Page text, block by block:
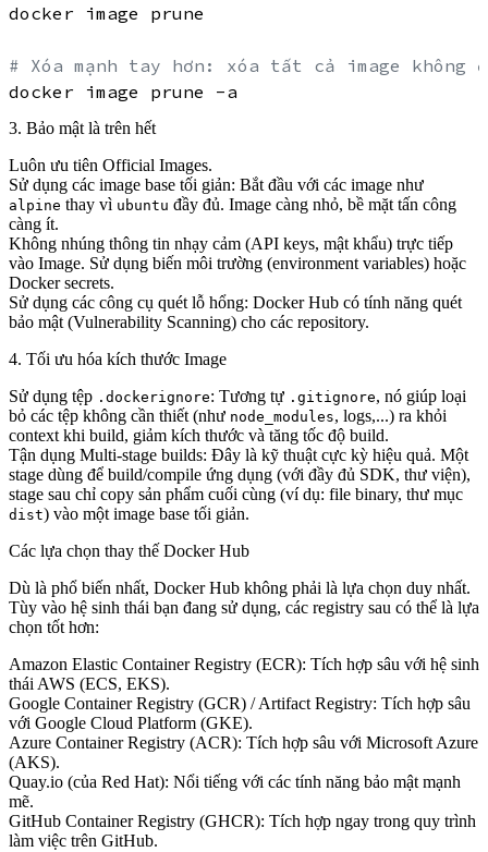
docker image prune
# Xóa mạnh tay hơn: xóa tất cả image không
3. Bảo mật là trên hết
Luôn ưu tiên Official Images.
Sử dụng các image base tối giản: Bắt đầu với các image như
alpine thay vì ubuntu đầy đủ. Image càng nhỏ, bề mặt tấn công
càng ít.
Không nhúng thông tin nhạy cảm (API keys, mật khẩu) trực tiếp
vào Image. Sử dụng biến môi trường (environment variables) hoặc
Docker secrets.
Sử dụng các công cụ quét lỗ hổng: Docker Hub có tính năng quét
bảo mật (Vulnerability Scanning) cho các repository.
4. Tối ưu hóa kích thước Image
Sử dụng tệp .dockerignore: Tương tự .gitignore, nó giúp loại
bỏ các tệp không cần thiết (như node_modules, logs,...) ra khỏi
context khi build, giảm kích thước và tăng tốc độ build.
Tận dụng Multi-stage builds: Đây là kỹ thuật cực kỳ hiệu quả. Một
stage dùng để build/compile ứng dụng (với đầy đủ SDK, thư viện),
stage sau chỉ copy sản phẩm cuối cùng (ví dụ: file binary, thư mục
dist) vào một image base tối giản.
Các lựa chọn thay thế Docker Hub
Dù là phổ biến nhất, Docker Hub không phải là lựa chọn duy nhất.
Tùy vào hệ sinh thái bạn đang sử dụng, các registry sau có thể là lựa
chọn tốt hơn:
Amazon Elastic Container Registry (ECR): Tích hợp sâu với hệ sinh
thái AWS (ECS, EKS).
Google Container Registry (GCR) / Artifact Registry: Tích hợp sâu
với Google Cloud Platform (GKE).
Azure Container Registry (ACR): Tích hợp sâu với Microsoft Azure
(AKS).
Quay.io (của Red Hat): Nổi tiếng với các tính năng bảo mật mạnh
mẽ.
GitHub Container Registry (GHCR): Tích hợp ngay trong quy trình
làm việc trên GitHub.